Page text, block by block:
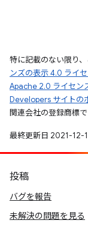
特に記載のない限り
ンズの表示 4.0 ライ
Apache 2.0 ライセン
Developers サイトの
関連会社の登録商標で
最終更新日 2021-12-
投稿
バグを報告
未解決の問題を見る